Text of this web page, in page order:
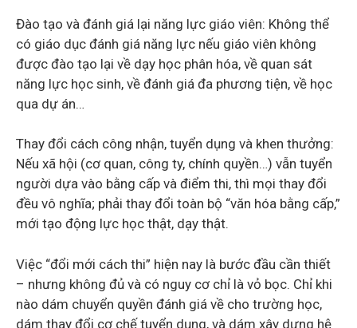
Đào tạo và đánh giá lại năng lực giáo viên: Không thể
có giáo dục đánh giá năng lực nếu giáo viên không
được đào tạo lại về dạy học phân hóa, về quan sát
năng lực học sinh, về đánh giá đa phương tiện, về học
qua dự án…
Thay đổi cách công nhận, tuyển dụng và khen thưởng:
Nếu xã hội (cơ quan, công ty, chính quyền…) vẫn tuyển
người dựa vào bằng cấp và điểm thi, thì mọi thay đổi
đều vô nghĩa; phải thay đổi toàn bộ “văn hóa bằng cấp,”
mới tạo động lực học thật, dạy thật.
Việc “đổi mới cách thi” hiện nay là bước đầu cần thiết
– nhưng không đủ và có nguy cơ chỉ là vỏ bọc. Chỉ khi
nào dám chuyển quyền đánh giá về cho trường học,
dám thay đổi cơ chế tuyển dụng, và dám xây dựng hệ